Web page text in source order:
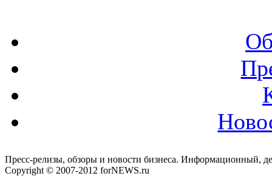
Пресс-релизы, обзоры и новости бизнеса. Информационный,
Copyright © 2007-2012 forNEWS.ru